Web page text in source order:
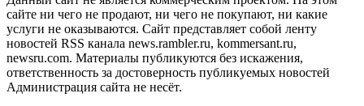
сайте ни чего не продают, ни чего не покупают, ни какие
услуги не оказываются. Сайт представляет собой ленту
новостей RSS канала news.rambler.ru, kommersant.ru,
newsru.com. Материалы публикуются без искажения,
ответственность за достоверность публикуемых новостей
Администрация сайта не несёт.